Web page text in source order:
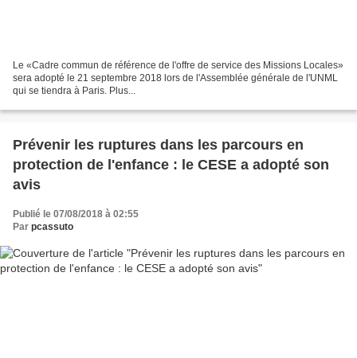
Le «Cadre commun de référence de l'offre de service des Missions Locales»
sera adopté le 21 septembre 2018 lors de l'Assemblée générale de l'UNML
qui se tiendra à Paris. Plus...
Prévenir les ruptures dans les parcours en
protection de l'enfance : le CESE a adopté son
avis
Publié le 07/08/2018 à 02:55
Par pcassuto